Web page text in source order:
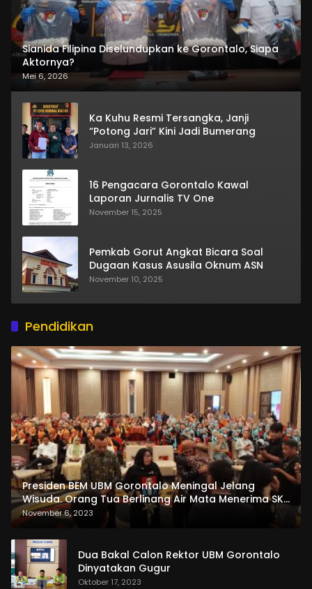
Sianida Filipina Diselundupkan ke Gorontalo, Siapa
Aktornya?
Mei 6, 2026
Ka Kuhu Resmi Tersangka, Janji
“Potong Jari” Kini Jadi Bumerang
Januari 13, 2026
16 Pengacara Gorontalo Kawal
Laporan Jurnalis TV One
November 15, 2025
Pemkab Gorut Angkat Bicara Soal
Dugaan Kasus Asusila Oknum ASN
November 10, 2025
Pendidikan
Presiden BEM UBM Gorontalo Meningal Jelang
Wisuda. Orang Tua Berlinang Air Mata Menerima SKL
dan Pemasangan Salempang
November 6, 2023
Dua Bakal Calon Rektor UBM Gorontalo
Dinyatakan Gugur
Oktober 17, 2023